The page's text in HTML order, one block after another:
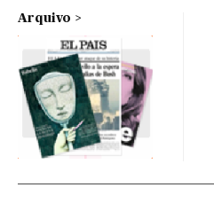
Arquivo